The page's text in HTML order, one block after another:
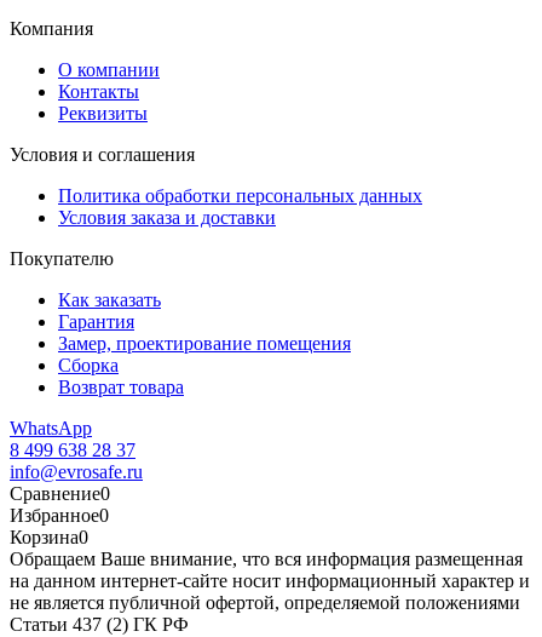
Компания
О компании
Контакты
Реквизиты
Условия и соглашения
Политика обработки персональных данных
Условия заказа и доставки
Покупателю
Как заказать
Гарантия
Замер, проектирование помещения
Сборка
Возврат товара
WhatsApp
8 499 638 28 37
info@evrosafe.ru
Сравнение0
Избранное0
Корзина0
Обращаем Ваше внимание, что вся информация размещенная
на данном интернет-сайте носит информационный характер и
не является публичной офертой, определяемой положениями
Статьи 437 (2) ГК РФ